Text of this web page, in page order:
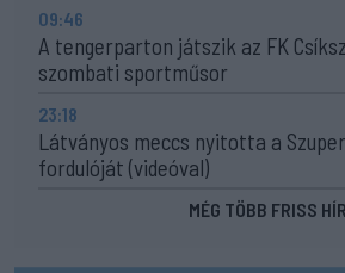
09:46
A tengerparton játszik az FK
szombati sportműsor
23:18
Látványos meccs nyitotta a
fordulóját (videóval)
MÉG TÖBB FRISS HÍR